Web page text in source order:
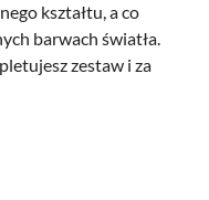
kształtu, a co
barwach światła.
zestaw i za